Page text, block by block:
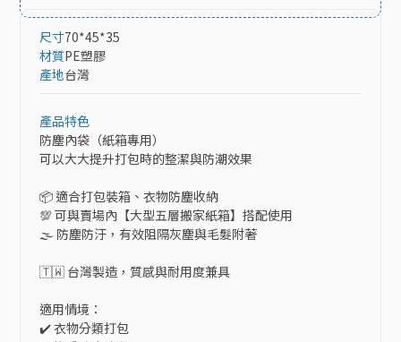
尺寸70*45*35
材質PE塑膠
產地台灣
產品特色
防塵內袋（紙箱專用）
可以大大提升打包時的整潔與防潮效果
📦 適合打包裝箱、衣物防塵收納
💯 可與賣場內【大型五層搬家紙箱】搭配使用
🌫 防塵防汙，有效阻隔灰塵與毛髮附著
🇹🇼 台灣製造，質感與耐用度兼具
適用情境：
✔️ 衣物分類打包